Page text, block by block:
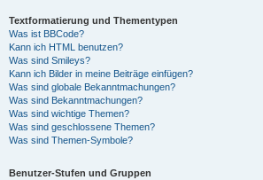
Textformatierung und Thementypen
Was ist BBCode?
Kann ich HTML benutzen?
Was sind Smileys?
Kann ich Bilder in meine Beiträge einfügen?
Was sind globale Bekanntmachungen?
Was sind Bekanntmachungen?
Was sind wichtige Themen?
Was sind geschlossene Themen?
Was sind Themen-Symbole?
Benutzer-Stufen und Gruppen